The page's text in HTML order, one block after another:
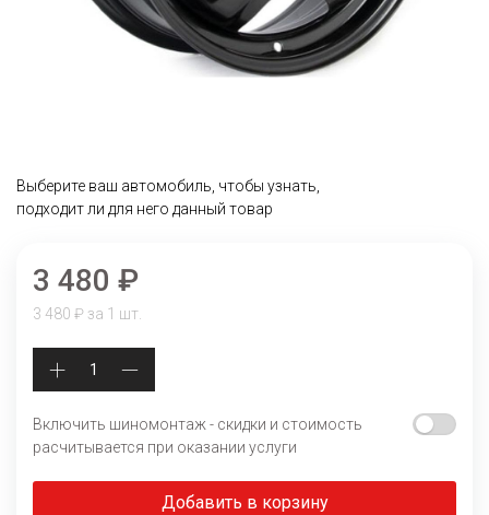
Выберите ваш автомобиль, чтобы узнать,
подходит ли для него данный товар
3 480 ₽
3 480 ₽ за 1 шт.
Включить шиномонтаж - скидки и стоимость
расчитывается при оказании услуги
Добавить в корзину